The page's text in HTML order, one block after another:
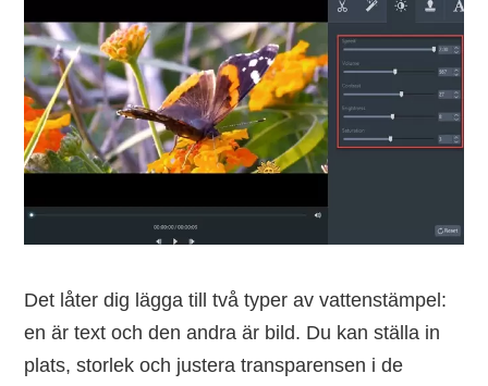
Det låter dig lägga till två typer av vattenstämpel:
en är text och den andra är bild. Du kan ställa in
plats, storlek och justera transparensen i de